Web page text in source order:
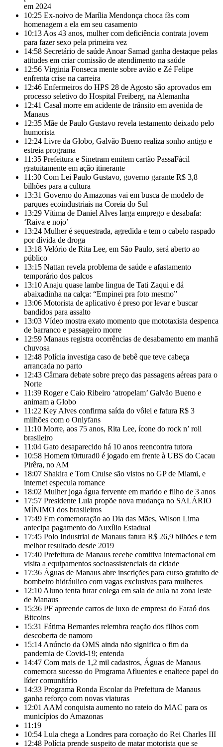
em 2024
10:25 Ex-noivo de Marília Mendonça choca fãs com
homenagem a ela em seu casamento
10:13 Aos 43 anos, mulher com deficiência contrata jovem
para fazer sexo pela primeira vez
14:58 Secretário de saúde Anoar Samad ganha destaque pelas
atitudes em criar comissão de atendimento na saúde
12:56 Virginia Fonseca mente sobre avião e Zé Felipe
enfrenta crise na carreira
12:46 Enfermeiros do HPS 28 de Agosto são aprovados em
processo seletivo do Hospital Freiberg, na Alemanha
12:41 Casal morre em acidente de trânsito em avenida de
Manaus
12:35 Mãe de Paulo Gustavo revela testamento deixado pelo
humorista
12:24 Livre da Globo, Galvão Bueno realiza sonho antigo e
estreia programa
11:35 Prefeitura e Sinetram emitem cartão PassaFácil
gratuitamente em ação itinerante
11:30 Com Lei Paulo Gustavo, governo garante R$ 3,8
bilhões para a cultura
13:31 Governo do Amazonas vai em busca de modelo de
parques ecoindustriais na Coreia do Sul
13:29 Vítima de Daniel Alves larga emprego e desabafa:
‘Raiva e nojo’
13:24 Mulher é sequestrada, agredida e tem o cabelo raspado
por dívida de droga
13:18 Velório de Rita Lee, em São Paulo, será aberto ao
público
13:15 Nattan revela problema de saúde e afastamento
temporário dos palcos
13:10 Anaju quase lambe lingua de Tati Zaqui e dá
abaixadinha na calça: “Empinei pra foto mesmo”
13:06 Motorista de aplicativo é preso por levar e buscar
bandidos para assalto
13:03 Vídeo mostra exato momento que mototaxista despenca
de barranco e passageiro morre
12:59 Manaus registra ocorrências de desabamento em manhã
chuvosa
12:48 Polícia investiga caso de bebê que teve cabeça
arrancada no parto
12:43 Câmara debate sobre preço das passagens aéreas para o
Norte
11:39 Roger e Caio Ribeiro ‘atropelam’ Galvão Bueno e
animam a Globo
11:22 Key Alves confirma saída do vôlei e fatura R$ 3
milhões com o Onlyfans
11:10 Morre, aos 75 anos, Rita Lee, ícone do rock n’ roll
brasileiro
11:04 Gato desaparecido há 10 anos reencontra tutora
10:58 Homem t0rturad0 é jogado em frente à UBS do Cacau
Pirêra, no AM
18:07 Shakira e Tom Cruise são vistos no GP de Miami, e
internet especula romance
18:02 Mulher joga água fervente em marido e filho de 3 anos
17:57 Presidente Lula propõe nova mudança no SALÁRIO
MÍNIMO dos brasileiros
17:49 Em comemoração ao Dia das Mães, Wilson Lima
antecipa pagamento do Auxílio Estadual
17:45 Polo Industrial de Manaus fatura R$ 26,9 bilhões e tem
melhor resultado desde 2019
17:40 Prefeitura de Manaus recebe comitiva internacional em
visita a equipamentos socioassistenciais da cidade
17:36 Águas de Manaus abre inscrições para curso gratuito de
bombeiro hidráulico com vagas exclusivas para mulheres
12:10 Aluno tenta furar colega em sala de aula na zona leste
de Manaus
15:36 PF apreende carros de luxo de empresa do Faraó dos
Bitcoins
15:31 Fátima Bernardes relembra reação dos filhos com
descoberta de namoro
15:14 Anúncio da OMS ainda não significa o fim da
pandemia de Covid-19; entenda
14:47 Com mais de 1,2 mil cadastros, Águas de Manaus
comemora sucesso do Programa Afluentes e enaltece papel do
líder comunitário
14:33 Programa Ronda Escolar da Prefeitura de Manaus
ganha reforço com novas viaturas
12:01 AAM conquista aumento no rateio do MAC para os
municípios do Amazonas
11:19
10:54 Lula chega a Londres para coroação do Rei Charles III
12:48 Polícia prende suspeito de matar motorista que se